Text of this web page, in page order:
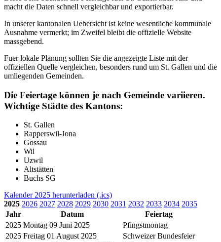
macht die Daten schnell vergleichbar und exportierbar.
In unserer kantonalen Uebersicht ist keine wesentliche kommunale
Ausnahme vermerkt; im Zweifel bleibt die offizielle Website
massgebend.
Fuer lokale Planung sollten Sie die angezeigte Liste mit der
offiziellen Quelle vergleichen, besonders rund um St. Gallen und die
umliegenden Gemeinden.
Die Feiertage können je nach Gemeinde variieren.
Wichtige Städte des Kantons:
St. Gallen
Rapperswil-Jona
Gossau
Wil
Uzwil
Altstätten
Buchs SG
Kalender 2025 herunterladen (.ics)
2025 2026 2027 2028 2029 2030 2031 2032 2033 2034 2035
Jahr
Datum
Feiertag
2025 Montag 09 Juni 2025
Pfingstmontag
2025 Freitag 01 August 2025
Schweizer Bundesfeier